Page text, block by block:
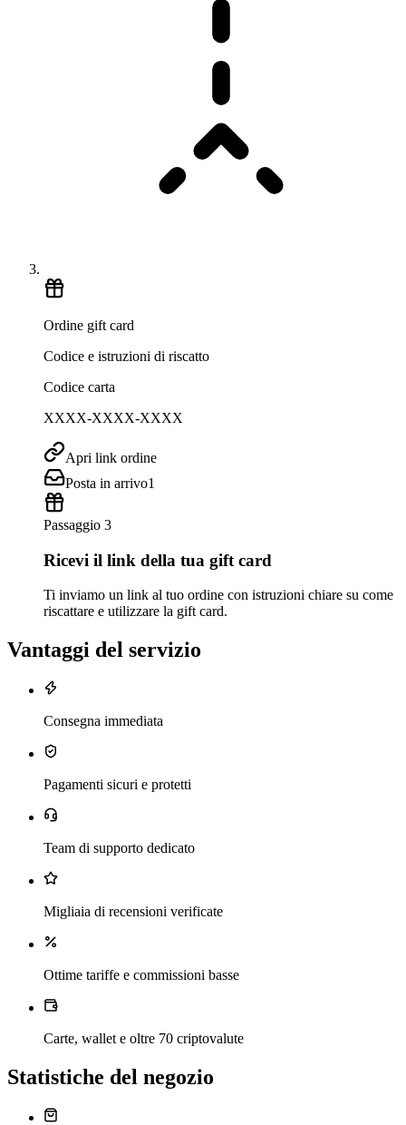
Ordine gift card
Codice e istruzioni di riscatto
Codice carta
XXXX-XXXX-XXXX
Apri link ordine
Posta in arrivo1
Passaggio 3
Ricevi il link della tua gift card
Ti inviamo un link al tuo ordine con istruzioni chiare su come
riscattare e utilizzare la gift card.
Vantaggi del servizio
Consegna immediata
Pagamenti sicuri e protetti
Team di supporto dedicato
Migliaia di recensioni verificate
Ottime tariffe e commissioni basse
Carte, wallet e oltre 70 criptovalute
Statistiche del negozio